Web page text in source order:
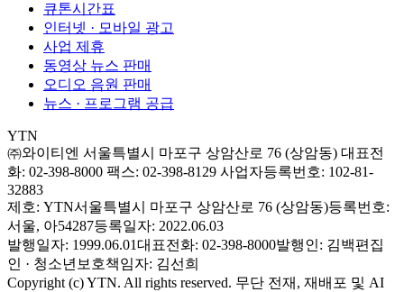
큐톤시간표
인터넷 · 모바일 광고
사업 제휴
동영상 뉴스 판매
오디오 음원 판매
뉴스 · 프로그램 공급
YTN
㈜와이티엔 서울특별시 마포구 상암산로 76 (상암동) 대표전
화: 02-398-8000 팩스: 02-398-8129 사업자등록번호: 102-81-
32883
제호: YTN서울특별시 마포구 상암산로 76 (상암동)등록번호:
서울, 아54287등록일자: 2022.06.03
발행일자: 1999.06.01대표전화: 02-398-8000발행인: 김백편집
인 · 청소년보호책임자: 김선희
Copyright (c) YTN. All rights reserved. 무단 전재, 재배포 및 AI